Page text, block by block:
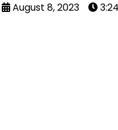
August 8, 2023